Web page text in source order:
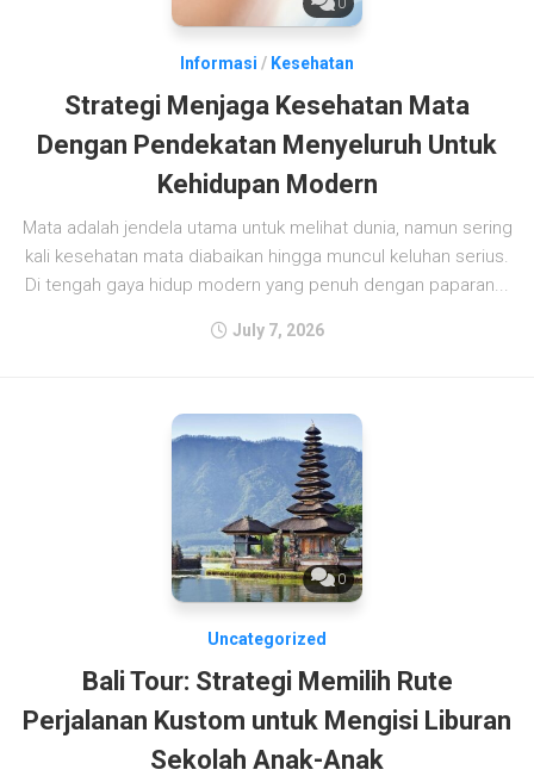
0
Informasi / Kesehatan
Strategi Menjaga Kesehatan Mata
Dengan Pendekatan Menyeluruh Untuk
Kehidupan Modern
Mata adalah jendela utama untuk melihat dunia, namun sering
kali kesehatan mata diabaikan hingga muncul keluhan serius.
Di tengah gaya hidup modern yang penuh dengan paparan...
July 7, 2026
0
Uncategorized
Bali Tour: Strategi Memilih Rute
Perjalanan Kustom untuk Mengisi Liburan
Sekolah Anak-Anak